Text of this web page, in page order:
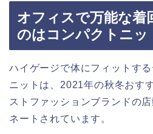
オフィスで万能な着
のはコンパクトニッ
ハイゲージで体にフィットす
ニットは、2021年の秋冬おす
ストファッションブランドの
ネートされています。